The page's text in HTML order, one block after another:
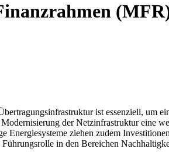
ist essenziell, um
der Netzinfrastruktur eine
ziehen zudem
in den Bereichen